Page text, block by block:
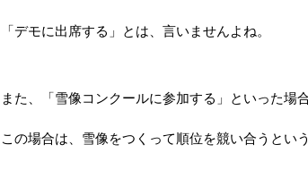
「デモに出席する」とは、言いませんよね。
また、「雪像コンクールに参加する」といった場合
この場合は、雪像をつくって順位を競い合うとい